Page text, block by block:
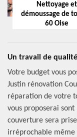
Nettoyage et
démoussage de
60 Oise
Un travail de
Votre budget vous
Justin rénovation
réparation de votre
vous proposerai
couverture sera
irréprochable même